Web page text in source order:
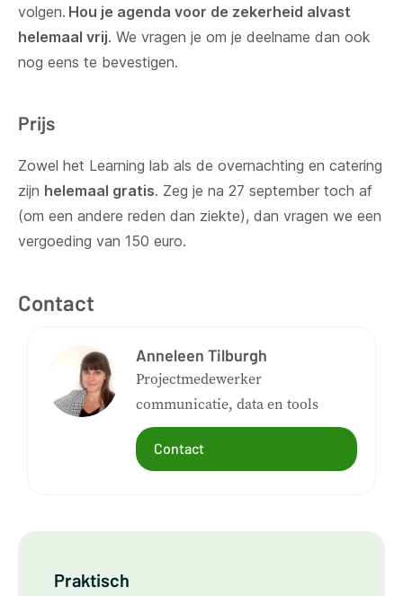
volgen. Hou je agenda voor de zekerheid alvast
helemaal vrij. We vragen je om je deelname dan ook
nog eens te bevestigen.
Prijs
Zowel het Learning lab als de overnachting en catering
zijn helemaal gratis. Zeg je na 27 september toch af
(om een andere reden dan ziekte), dan vragen we een
vergoeding van 150 euro.
Contact
Anneleen Tilburgh
Projectmedewerker
communicatie, data en tools
Contact
Praktisch